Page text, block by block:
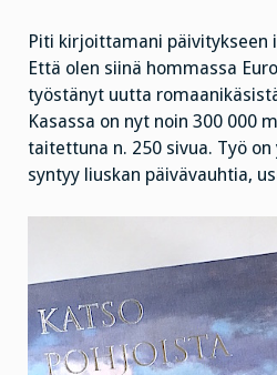
Piti kirjoittamani
Että olen siinä hommassa
työstänyt uutta
Kasassa on nyt noin 300 000
taitettuna n. 250 sivua. Työ
syntyy liuskan päivävauhtia,